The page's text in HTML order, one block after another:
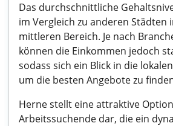
Das durchschnittliche
im Vergleich zu anderen Städten
mittleren Bereich. Je nach
können die Einkommen jedoch
sodass sich ein Blick in die
um die besten Angebote zu
Herne stellt eine attraktive
Arbeitssuchende dar, die ein